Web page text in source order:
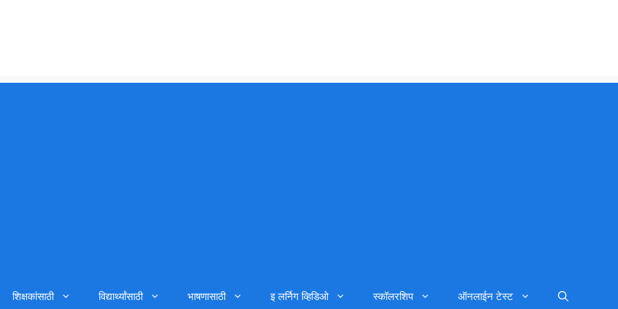
शिक्षकांसाठी विद्यार्थ्यांसाठी भाषणासाठी इ लर्निग व्हिडिओ स्कॉलरशिप ऑनलाईन टेस्ट